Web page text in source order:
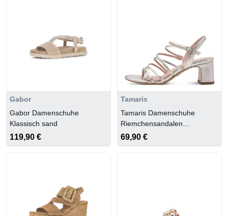
Gabor
Gabor Damenschuhe
Klassisch sand
119,90 €
Tamaris
Tamaris Damenschuhe
Riemchensandalen
PLATINUM
69,90 €